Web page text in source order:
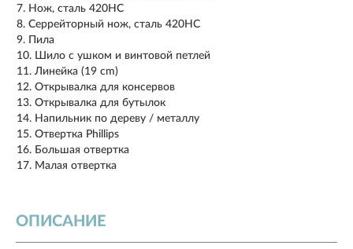
Нож, сталь 420HC
Серрейторный нож, сталь 420HC
Пила
Шило с ушком и винтовой петлей
Линейка (19 cm)
Открывалка для консервов
Открывалка для бутылок
Напильник по дереву / металлу
Отвертка Phillips
Большая отвертка
Малая отвертка
ОПИСАНИЕ